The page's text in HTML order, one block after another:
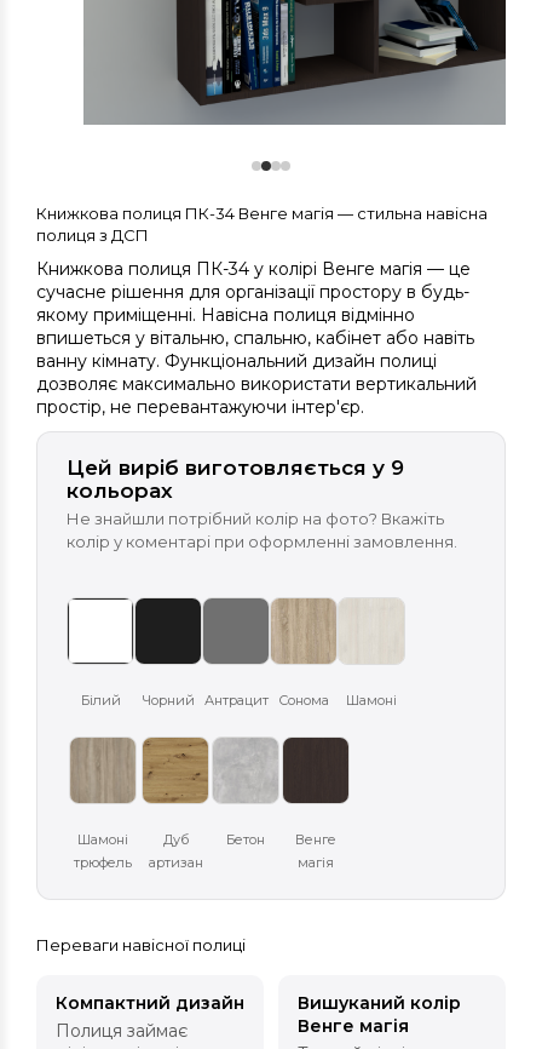
Книжкова полиця ПК-34 Венге магія — стильна навісна
полиця з ДСП
Книжкова полиця ПК-34 у колірі Венге магія — це
сучасне рішення для організації простору в будь-
якому приміщенні. Навісна полиця відмінно
впишеться у вітальню, спальню, кабінет або навіть
ванну кімнату. Функціональний дизайн полиці
дозволяє максимально використати вертикальний
простір, не перевантажуючи інтер'єр.
Цей виріб виготовляється у 9
кольорах
Не знайшли потрібний колір на фото? Вкажіть
колір у коментарі при оформленні замовлення.
Білий Чорний Антрацит Сонома Шамоні
Шамоні
трюфель
Дуб
артизан
Бетон
Венге
магія
Переваги навісної полиці
Компактний дизайн
Полиця займає
Вишуканий колір
Венге магія